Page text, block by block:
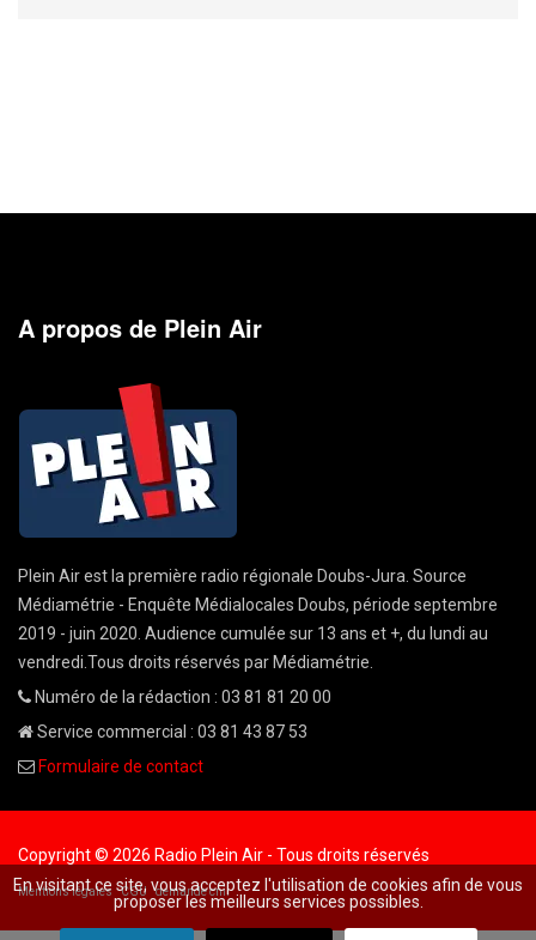
A propos de Plein Air
Plein Air est la première radio régionale Doubs-Jura. Source
Médiamétrie - Enquête Médialocales Doubs, période septembre
2019 - juin 2020. Audience cumulée sur 13 ans et +, du lundi au
vendredi.Tous droits réservés par Médiamétrie.
Numéro de la rédaction : 03 81 81 20 00
Service commercial : 03 81 43 87 53
Formulaire de contact
Copyright © 2026 Radio Plein Air - Tous droits réservés
Mentions légales CGU demande cnil
En visitant ce site, vous acceptez l'utilisation de cookies afin de vous
proposer les meilleurs services possibles.